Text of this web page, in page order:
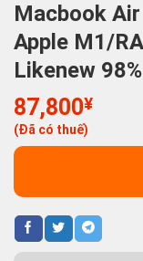
Macbook
Apple M1/
Likenew 98%
87,800¥
(Đã có thuế)